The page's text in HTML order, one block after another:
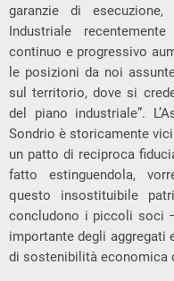
garanzie di
Industriale
continuo e progressivo
le posizioni da noi
sul territorio, dove si
del piano industriale”.
Sondrio è storicamente
un patto di reciproca
fatto estinguendola,
questo insostituibile
concludono i piccoli soci
importante degli aggregati
di sostenibilità economica